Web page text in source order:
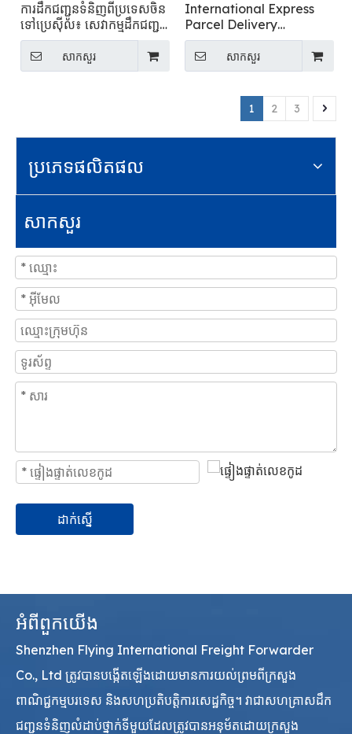
ការដឹកជញ្ជូនទំនិញពីប្រទេសចិន
ទៅប្រេស៊ីល៖ សេវាកម្មដឹកជញ្ជូន
អន្តរជាតិ
សាកសួរ
International Express
Parcel Delivery
Services Logistics
Delivery to
Colombia/Peru/Chile
សាកសួរ
1 2 3
ប្រភេទផលិតផល
សាកសួរ
ដាក់ស្នើ
អំពីពួកយើង
Shenzhen Flying International Freight Forwarder
Co., Ltd ត្រូវបានបង្កើតឡើងដោយមានការយល់ព្រមពីក្រសួង
ពាណិជ្ជកម្មបរទេស និងសហប្រតិបត្តិការសេដ្ឋកិច្ច។ វាជាសហគ្រាសដឹក
ជញ្ជូនទំនិញលំដាប់ថ្នាក់ទីមួយដែលត្រូវបានអនុម័តដោយក្រសួង